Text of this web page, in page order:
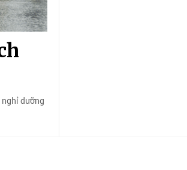
nghỉ dưỡng